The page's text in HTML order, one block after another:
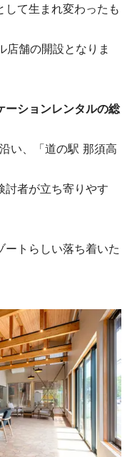
して生まれ変わったも
店舗の開設となりま
ーションレンタルの総
い、「道の駅 那須高
討者が立ち寄りやす
ートらしい落ち着いた